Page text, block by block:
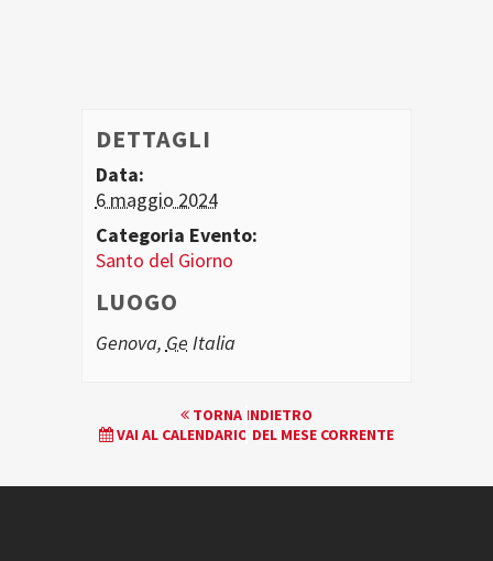
DETTAGLI
Data:
6 maggio 2024
Categoria Evento:
Santo del Giorno
LUOGO
Genova, Ge Italia
EVENTO
NAVIGATION
TORNA INDIETRO
VAI AL CALENDARIO DEL MESE CORRENTE